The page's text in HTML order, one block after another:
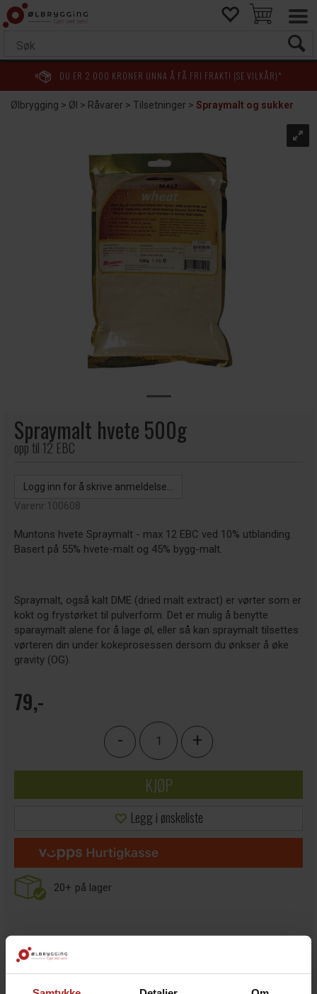
DU ER 2 000 KRONER UNNA Å FÅ FRI FRAKT! (SE VILKÅR)*
Ølbrygging>Øl >Råvarer>Tilsetninger>Spraymalt og sukker
Spraymalt hvete 500g
opp til 12 EBC
Logg inn for å skrive anmeldelse...
Varenr:100608
Muntons hvete Spraymalt - max 12 EBC ved 10% utblanding.
Basert på 55% hvete-malt og 45% bygg-malt.
Spraymalt, også kalt DME (dried malt extract) er vørter som er
kokt og frystørket til pulverform. Det er mulig å benytte
sparaymalt alene for å lage øl, eller så kan spraymalt tilsettes
vørteren din under kokeprosessen dersom du ønkser å øke
gravity (OG).
79,-
- +
KJØP
Legg i ønskeliste
20+ på lager